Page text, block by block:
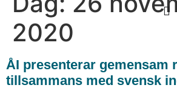
2020
ÅI presenterar gemensam
tillsammans med svensk